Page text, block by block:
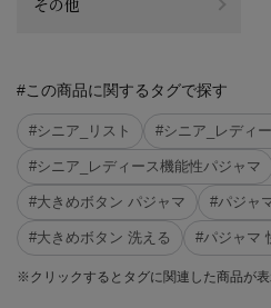
その他
#この商品に関するタグで探す
#シニア_リスト #シニア_レディ
#シニア_レディース機能性パジャマ
#大きめボタン パジャマ #パジャ
#大きめボタン 洗える #パジャマ
※クリックするとタグに関連した商品が表